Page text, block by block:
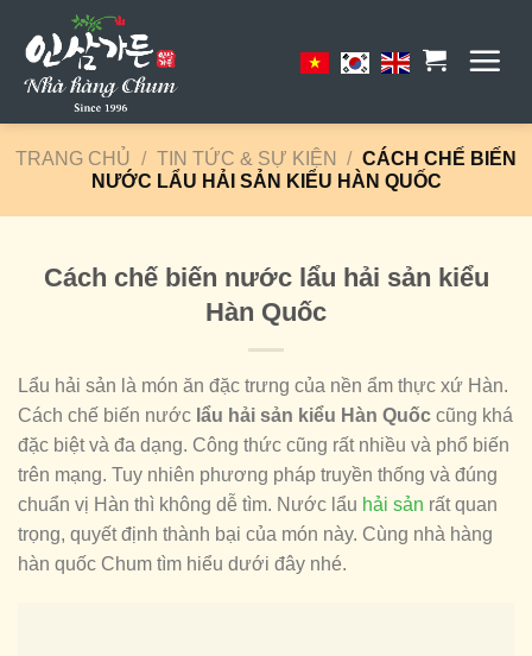
content
TRANG CHỦ / TIN TỨC & SỰ KIỆN / CÁCH CHẾ BIẾN
NƯỚC LẨU HẢI SẢN KIỂU HÀN QUỐC
Cách chế biến nước lẩu hải sản kiểu
Hàn Quốc
Lẩu hải sản là món ăn đặc trưng của nền ẩm thực xứ Hàn.
Cách chế biến nước lẩu hải sản kiểu Hàn Quốc cũng khá
đặc biệt và đa dạng. Công thức cũng rất nhiều và phổ biến
trên mạng. Tuy nhiên phương pháp truyền thống và đúng
chuẩn vị Hàn thì không dễ tìm. Nước lẩu hải sản rất quan
trọng, quyết định thành bại của món này. Cùng nhà hàng
hàn quốc Chum tìm hiểu dưới đây nhé.